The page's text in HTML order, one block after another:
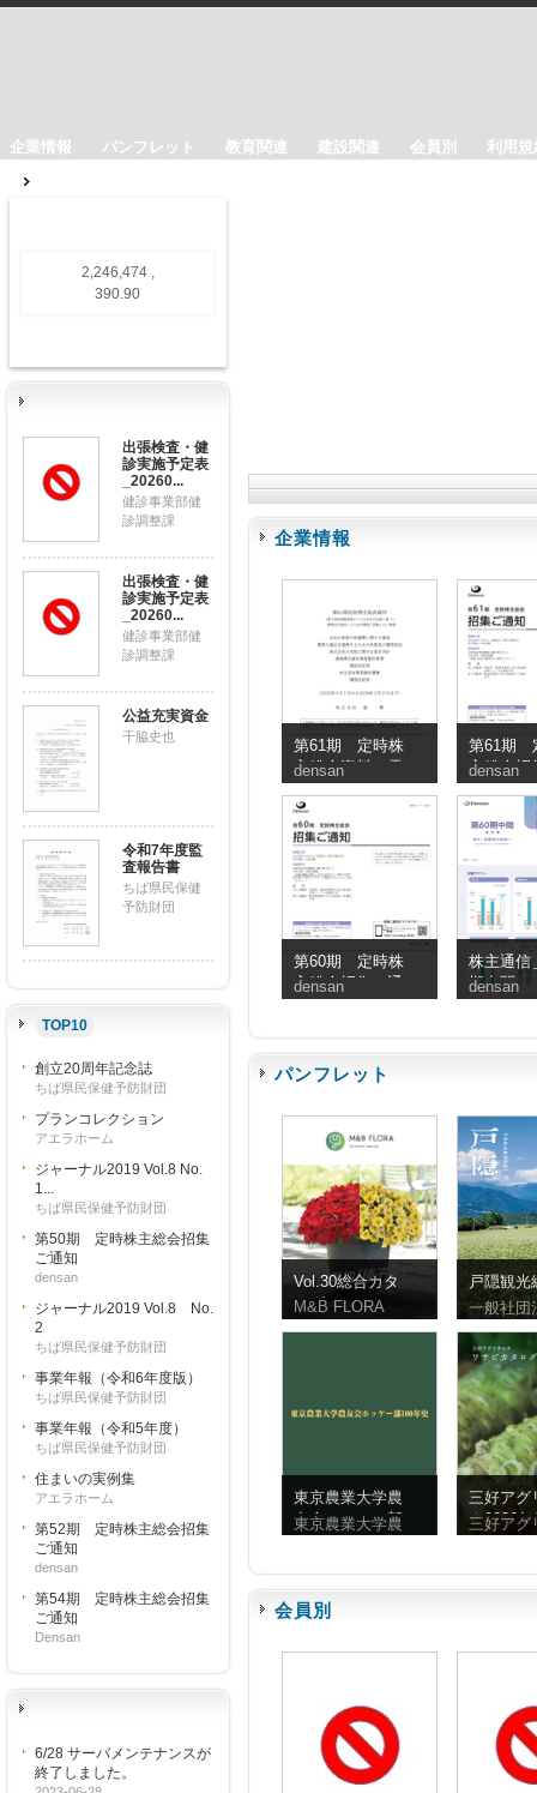
企業情報 パンフレット 教育関連 建設関連 会員別 利用規
2,246,474 ,
390.90
出張検査・健
診実施予定表
_20260...
健診事業部健
診調整課
出張検査・健
診実施予定表
_20260...
健診事業部健
診調整課
公益充実資金
千脇史也
令和7年度監
査報告書
ちば県民保健
予防財団
TOP10
創立20周年記念誌
ちば県民保健予防財団
プランコレクション
アエラホーム
ジャーナル2019 Vol.8 No.
1...
ちば県民保健予防財団
第50期 定時株主総会招集
ご通知
densan
ジャーナル2019 Vol.8 No.
2
ちば県民保健予防財団
事業年報（令和6年度版）
ちば県民保健予防財団
事業年報（令和5年度）
ちば県民保健予防財団
住まいの実例集
アエラホーム
第52期 定時株主総会招集
ご通知
densan
第54期 定時株主総会招集
ご通知
Densan
6/28 サーバメンテナンスが
終了しました。
企業情報
第61期 定時株
主総会資料（電
子提供措置事項
のうち交付書面
省略事項）
densan
第61期
主総会招
知
densan
第60期 定時株
主総会招集ご通
知
densan
株主通信
期中間
densan
パンフレット
Vol.30総合カタ
ログ
M&B FLORA
戸隠観光
ンフレッ
体字）
一般社団
東京農業大学農
友会ホッケー部
100年史
東京農業大学農
三好アグ
ク2026
ビ
三好アグ
会員別